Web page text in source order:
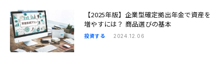
【2025年版】企業型確定拠出年金で資産を
増やすには？ 商品選びの基本
投資する 2024.12.06